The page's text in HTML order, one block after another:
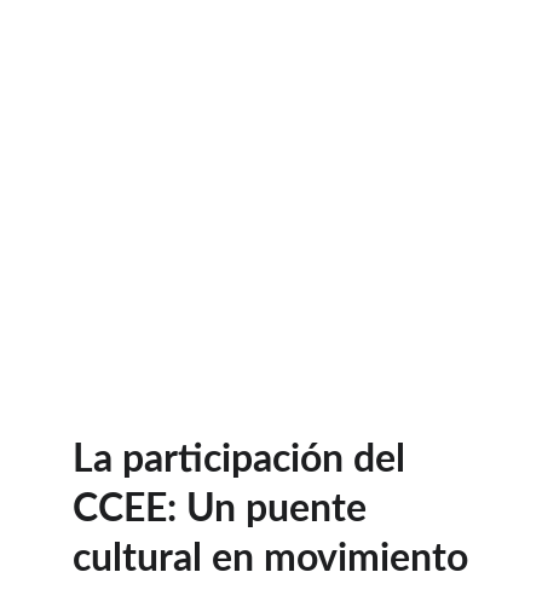
La participación del
CCEE: Un puente
cultural en movimiento